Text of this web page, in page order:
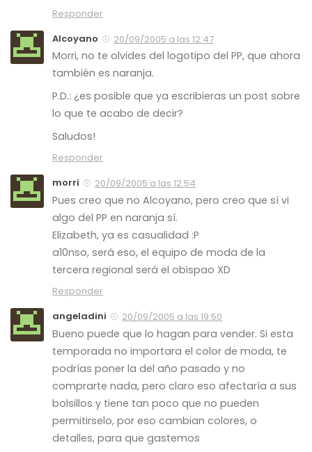
Responder
Alcoyano
20/09/2005 a las 12:47
Morri, no te olvides del logotipo del PP, que ahora
también es naranja.
P.D.: ¿es posible que ya escribieras un post sobre
lo que te acabo de decir?
Saludos!
Responder
morri
20/09/2005 a las 12:54
Pues creo que no Alcoyano, pero creo que sí vi
algo del PP en naranja sí.
Elizabeth, ya es casualidad :P
a10nso, será eso, el equipo de moda de la
tercera regional será el obispao XD
Responder
angeladini
20/09/2005 a las 19:50
Bueno puede que lo hagan para vender. Si esta
temporada no importara el color de moda, te
podrías poner la del año pasado y no
comprarte nada, pero claro eso afectaría a sus
bolsillos y tiene tan poco que no pueden
permitirselo, por eso cambian colores, o
detalles, para que gastemos